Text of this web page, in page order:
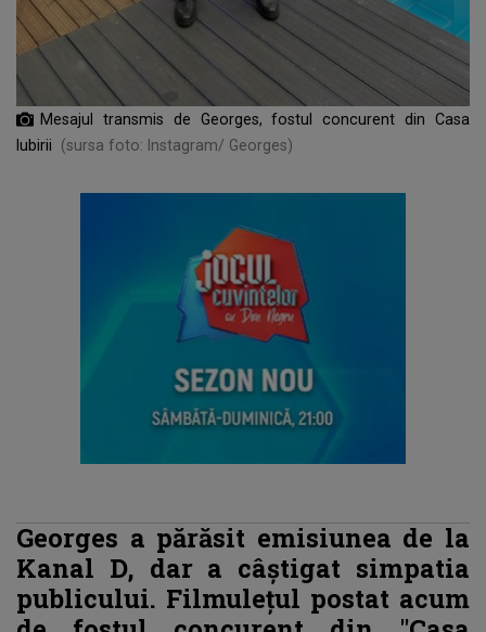
Mesajul transmis de Georges, fostul concurent din Casa
Iubirii
(sursa foto: Instagram/ Georges)
Georges a părăsit emisiunea de la
Kanal D, dar a câștigat simpatia
publicului. Filmulețul postat acum